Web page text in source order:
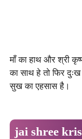
माँ का हाथ और श्री
का साथ हे तो फिर दुःख
सुख का एहसास है।
jai shree